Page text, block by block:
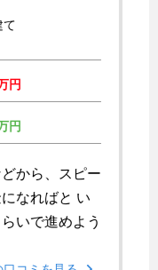
円
円
から、スピー
なればと い
いで進めよう